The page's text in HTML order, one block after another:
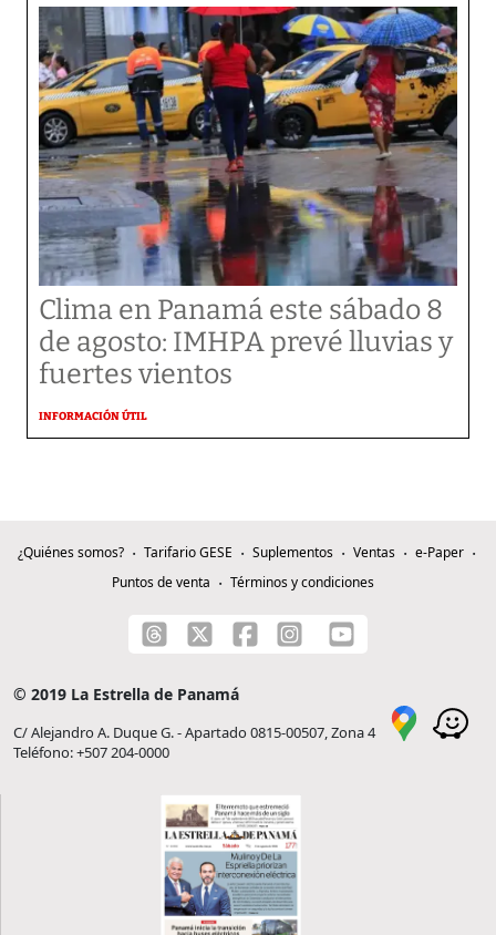
Clima en Panamá este sábado 8
de agosto: IMHPA prevé lluvias y
fuertes vientos
INFORMACIÓN ÚTIL
¿Quiénes somos? Tarifario GESE Suplementos Ventas
e-Paper
Puntos de venta
Términos y condiciones
© 2019 La Estrella de Panamá
C/ Alejandro A. Duque G. - Apartado 0815-00507, Zona 4
Teléfono: +507 204-0000